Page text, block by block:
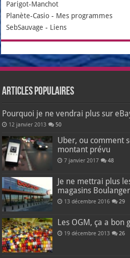
Parigot-Manchot
Planète-Casio - Mes programmes
SebSauvage - Liens
Articles populaires
Pourquoi je ne vendrai plus sur
12 janvier 2013 50
Uber, ou comment
montant prévu
7 janvier 2017 48
Je ne mettrai plus
magasins Boulanger
13 décembre 2016 29
Les OGM, ça a bon
19 décembre 2013 26